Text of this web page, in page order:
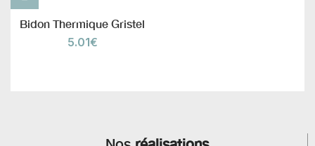
Bidon Thermique Gristel
5.01€